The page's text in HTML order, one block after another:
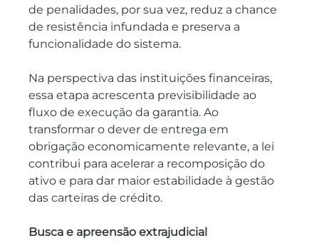
de penalidades, por sua vez, reduz a chance
de resistência infundada e preserva a
funcionalidade do sistema.
Na perspectiva das instituições financeiras,
essa etapa acrescenta previsibilidade ao
fluxo de execução da garantia. Ao
transformar o dever de entrega em
obrigação economicamente relevante, a lei
contribui para acelerar a recomposição do
ativo e para dar maior estabilidade à gestão
das carteiras de crédito.
Busca e apreensão extrajudicial